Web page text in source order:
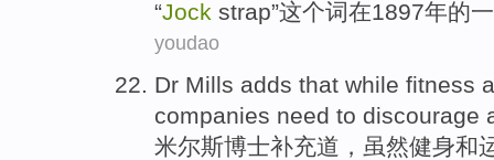
“Jock strap”这个词在1897年的
youdao
Dr Mills adds that while fitness
companies need to discourage
米尔斯博士补充道 ， 虽然健身和